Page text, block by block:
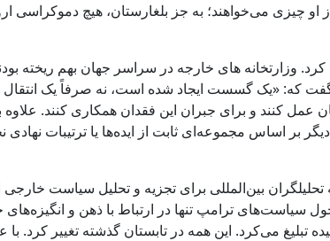
از او چیزی می‌خواهند؛ به جز بلغارستان، هیچ
وزارتخانه‌ های خارجه در سراسر جهان بهم ریخته
که: «یک گسست ایجاد شده است، نه صرفاً یک انتقال
عمل کنند و برای جبران این فقدان همکاری کنند.
بر اساس مجموعه‌ای ثابت از ایده‌ها یا ترتیبات نهادی
بین‌المللی برای تجزیه و تحلیل سیاست
ترامپ تنها در ارتباط با ذهن و
تبلیغ می‌کرد. این همه در تابستان گذشته تغییر کرد.